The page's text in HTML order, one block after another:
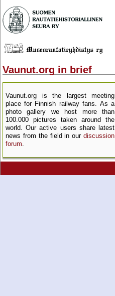
Vaunut.org in brief
Vaunut.org is the largest meeting
place for Finnish railway fans. As a
photo gallery we host more than
100.000 pictures taken around the
world. Our active users share latest
news from the field in our discussion
forum